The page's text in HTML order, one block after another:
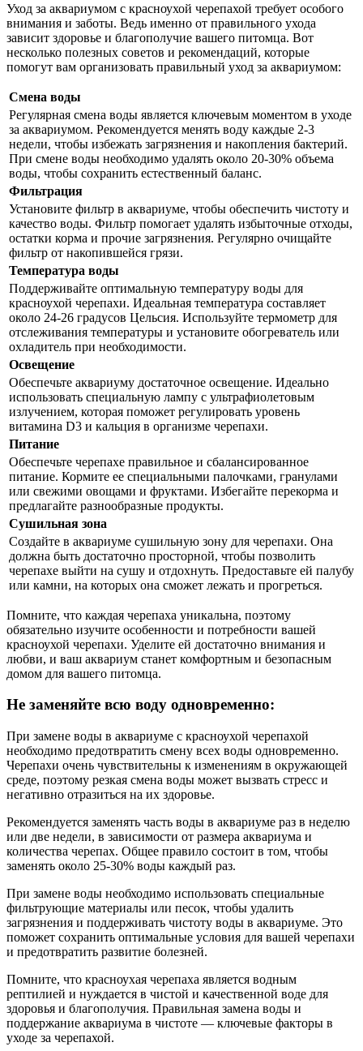
Уход за аквариумом с красноухой черепахой требует особого
внимания и заботы. Ведь именно от правильного ухода
зависит здоровье и благополучие вашего питомца. Вот
несколько полезных советов и рекомендаций, которые
помогут вам организовать правильный уход за аквариумом:
Смена воды
Регулярная смена воды является ключевым моментом в уходе
за аквариумом. Рекомендуется менять воду каждые 2-3
недели, чтобы избежать загрязнения и накопления бактерий.
При смене воды необходимо удалять около 20-30% объема
воды, чтобы сохранить естественный баланс.
Фильтрация
Установите фильтр в аквариуме, чтобы обеспечить чистоту и
качество воды. Фильтр помогает удалять избыточные отходы,
остатки корма и прочие загрязнения. Регулярно очищайте
фильтр от накопившейся грязи.
Температура воды
Поддерживайте оптимальную температуру воды для
красноухой черепахи. Идеальная температура составляет
около 24-26 градусов Цельсия. Используйте термометр для
отслеживания температуры и установите обогреватель или
охладитель при необходимости.
Освещение
Обеспечьте аквариуму достаточное освещение. Идеально
использовать специальную лампу с ультрафиолетовым
излучением, которая поможет регулировать уровень
витамина D3 и кальция в организме черепахи.
Питание
Обеспечьте черепахе правильное и сбалансированное
питание. Кормите ее специальными палочками, гранулами
или свежими овощами и фруктами. Избегайте перекорма и
предлагайте разнообразные продукты.
Сушильная зона
Создайте в аквариуме сушильную зону для черепахи. Она
должна быть достаточно просторной, чтобы позволить
черепахе выйти на сушу и отдохнуть. Предоставьте ей палубу
или камни, на которых она сможет лежать и прогреться.
Помните, что каждая черепаха уникальна, поэтому
обязательно изучите особенности и потребности вашей
красноухой черепахи. Уделите ей достаточно внимания и
любви, и ваш аквариум станет комфортным и безопасным
домом для вашего питомца.
Не заменяйте всю воду одновременно:
При замене воды в аквариуме с красноухой черепахой
необходимо предотвратить смену всех воды одновременно.
Черепахи очень чувствительны к изменениям в окружающей
среде, поэтому резкая смена воды может вызвать стресс и
негативно отразиться на их здоровье.
Рекомендуется заменять часть воды в аквариуме раз в неделю
или две недели, в зависимости от размера аквариума и
количества черепах. Общее правило состоит в том, чтобы
заменять около 25-30% воды каждый раз.
При замене воды необходимо использовать специальные
фильтрующие материалы или песок, чтобы удалить
загрязнения и поддерживать чистоту воды в аквариуме. Это
поможет сохранить оптимальные условия для вашей черепахи
и предотвратить развитие болезней.
Помните, что красноухая черепаха является водным
рептилией и нуждается в чистой и качественной воде для
здоровья и благополучия. Правильная замена воды и
поддержание аквариума в чистоте — ключевые факторы в
уходе за черепахой.